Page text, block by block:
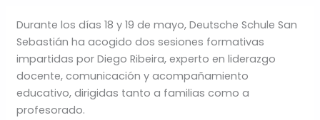
Durante los días 18 y 19 de mayo, Deutsche Schule San
Sebastián ha acogido dos sesiones formativas
impartidas por Diego Ribeira, experto en liderazgo
docente, comunicación y acompañamiento
educativo, dirigidas tanto a familias como a
profesorado.